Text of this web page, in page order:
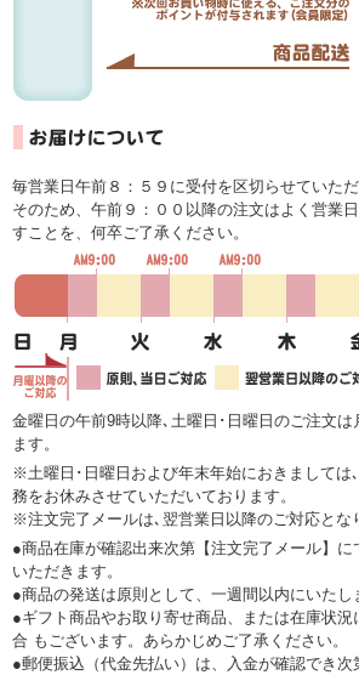
毎営業日午前８：５９に受付を区切らせていただ
そのため、午前９：００以降の注文はよく営業
すことを、何卒ご了承ください。
金曜日の午前9時以降､土曜日･日曜日のご注文は
ます。
※土曜日･日曜日および年末年始におきましては
務をお休みさせていただいております。
※注文完了メールは､翌営業日以降のご対応とな
●商品在庫が確認出来次第【注文完了メール】に
いただきます。
●商品の発送は原則として、一週間以内にいたし
●ギフト商品やお取り寄せ商品、または在庫状
合 もございます。あらかじめご了承ください。
●郵便振込（代金先払い）は、入金が確認でき次